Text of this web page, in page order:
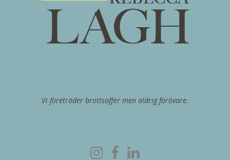
Vi företräder brottsoffer men aldrig förövare.